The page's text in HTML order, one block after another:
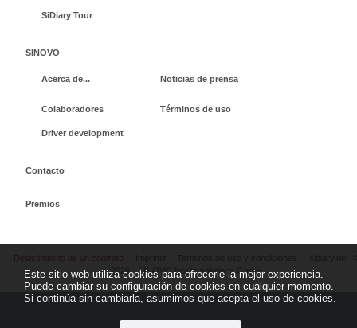
SiDiary Tour
SINOVO
Acerca de... Noticias de prensa
Colaboradores Términos de uso
Driver development
Contacto
Premios
Desistimiento de un contrato
2026 - SINOVO health solutions GmbH
Este sitio web utiliza cookies para ofrecerle la mejor experiencia.
Puede cambiar su configuración de cookies en cualquier momento.
Si continúa sin cambiarla, asumimos que acepta el uso de cookies.